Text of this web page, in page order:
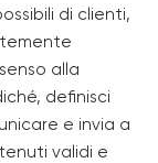
di clienti,
alla
definisci
e invia a
validi e